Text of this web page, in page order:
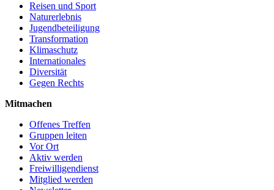
Reisen und Sport
Naturerlebnis
Jugendbeteiligung
Transformation
Klimaschutz
Internationales
Diversität
Gegen Rechts
Mitmachen
Offenes Treffen
Gruppen leiten
Vor Ort
Aktiv werden
Freiwilligendienst
Mitglied werden